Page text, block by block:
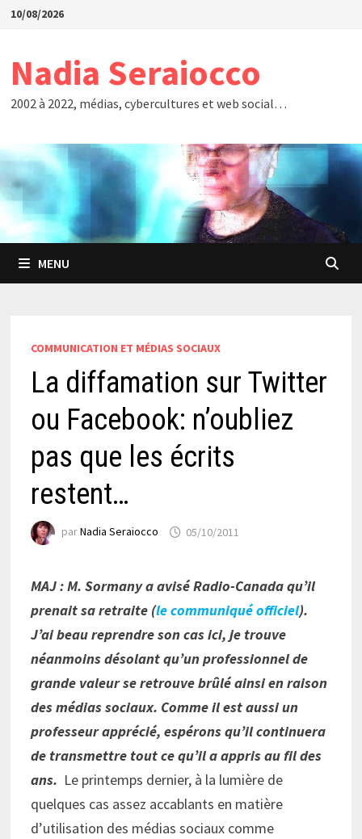
Passer
10/08/2026
Nadia Seraiocco
2002 à 2022, médias, cybercultures et web social…
MENU
COMMUNICATION ET MÉDIAS SOCIAUX
La diffamation sur Twitter
ou Facebook: n’oubliez
pas que les écrits
restent…
parNadia Seraiocco 05/10/2011
MAJ : M. Sormany a avisé Radio-Canada qu’il
prenait sa retraite (le communiqué officiel).
J’ai beau reprendre son cas ici, je trouve
néanmoins désolant qu’un professionnel de
grande valeur se retrouve brûlé ainsi en raison
des médias sociaux. Comme il est aussi un
professeur apprécié, espérons qu’il continuera
de transmettre tout ce qu’il a appris au fil des
ans. Le printemps dernier, à la lumière de
quelques cas assez accablants en matière
d’utilisation des médias sociaux comme